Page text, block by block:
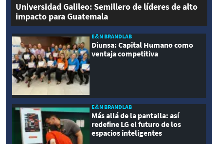
Universidad Galileo: Semillero de líderes de alto
impacto para Guatemala
E&N BRANDLAB
Diunsa: Capital Humano como
ventaja competitiva
E&N BRANDLAB
Más allá de la pantalla: así
redefine LG el futuro de los
espacios inteligentes